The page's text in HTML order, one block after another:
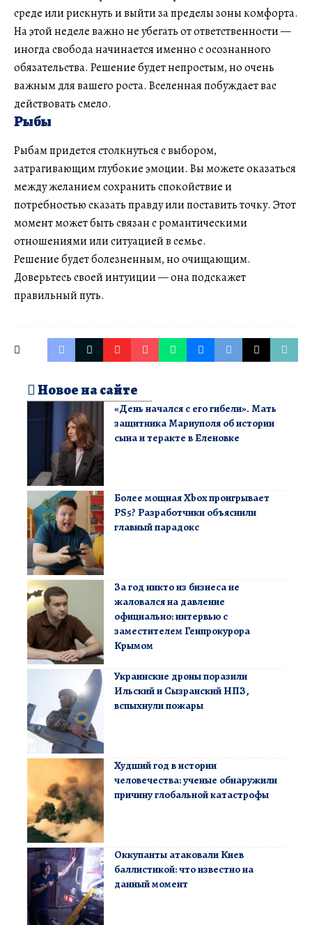
среде или рискнуть и выйти за пределы зоны комфорта.
На этой неделе важно не убегать от ответственности —
иногда свобода начинается именно с осознанного
обязательства. Решение будет непростым, но очень
важным для вашего роста. Вселенная побуждает вас
действовать смело.
Рыбы
Рыбам придется столкнуться с выбором,
затрагивающим глубокие эмоции. Вы можете оказаться
между желанием сохранить спокойствие и
потребностью сказать правду или поставить точку. Этот
момент может быть связан с романтическими
отношениями или ситуацией в семье.
Решение будет болезненным, но очищающим.
Доверьтесь своей интуиции — она подскажет
правильный путь.
Новое на сайте
«День начался с его гибели». Мать
защитника Мариуполя об истории
сына и теракте в Еленовке
Более мощная Xbox проигрывает
PS5? Разработчики объяснили
главный парадокс
За год никто из бизнеса не
жаловался на давление
официально: интервью с
заместителем Генпрокурора
Крымом
Украинские дроны поразили
Ильский и Сызранский НПЗ,
вспыхнули пожары
Худший год в истории
человечества: ученые обнаружили
причину глобальной катастрофы
Оккупанты атаковали Киев
баллистикой: что известно на
данный момент